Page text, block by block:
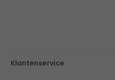
Klantenservice